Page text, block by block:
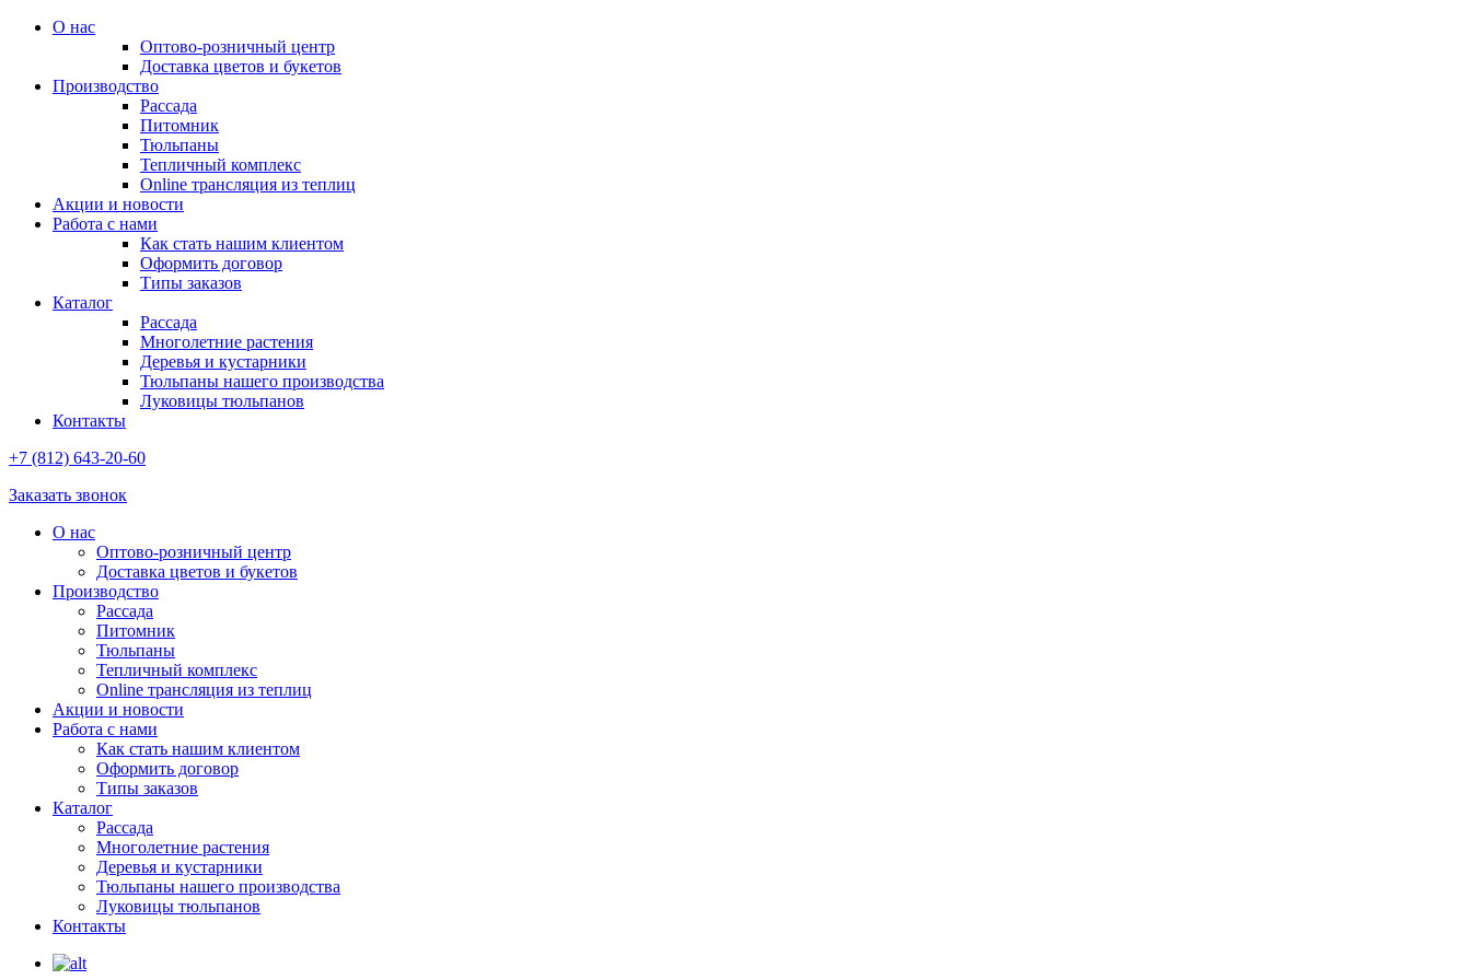
О нас
Оптово-розничный центр
Доставка цветов и букетов
Производство
Рассада
Питомник
Тюльпаны
Тепличный комплекс
Online трансляция из теплиц
Акции и новости
Работа с нами
Как стать нашим клиентом
Оформить договор
Типы заказов
Каталог
Рассада
Многолетние растения
Деревья и кустарники
Тюльпаны нашего производства
Луковицы тюльпанов
Контакты
+7 (812) 643-20-60
Заказать звонок
О нас
Оптово-розничный центр
Доставка цветов и букетов
Производство
Рассада
Питомник
Тюльпаны
Тепличный комплекс
Online трансляция из теплиц
Акции и новости
Работа с нами
Как стать нашим клиентом
Оформить договор
Типы заказов
Каталог
Рассада
Многолетние растения
Деревья и кустарники
Тюльпаны нашего производства
Луковицы тюльпанов
Контакты